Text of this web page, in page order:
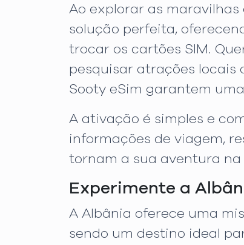
Ao explorar as maravilhas
solução perfeita,
trocar os cartões SIM.
pesquisar atrações locais
Sooty eSim garantem
A ativação é simples e
informações de viagem,
tornam a sua aventura na
Experimente a
A Albânia oferece uma
sendo um destino ideal